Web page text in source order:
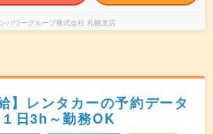
パワーグループ株式会社 札幌支店
】レンタカーの予約データ
日3h～勤務OK